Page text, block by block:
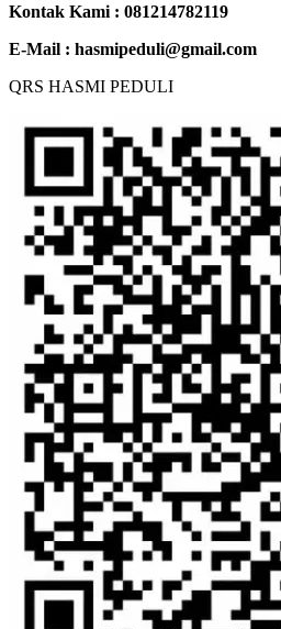
Kontak Kami : 081214782119
E-Mail : hasmipeduli@gmail.com
QRS HASMI PEDULI